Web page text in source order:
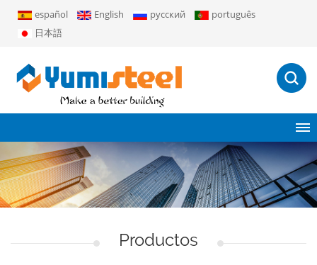
español English русский
português
日本語
Productos